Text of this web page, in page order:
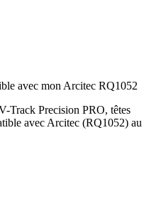
avec mon Arcitec RQ1052
Track Precision PRO, têtes
avec Arcitec (RQ1052) au